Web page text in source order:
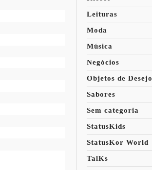
Leituras
Moda
Música
Negócios
Objetos de Desejo
Sabores
Sem categoria
StatusKids
StatusKor World
TalKs